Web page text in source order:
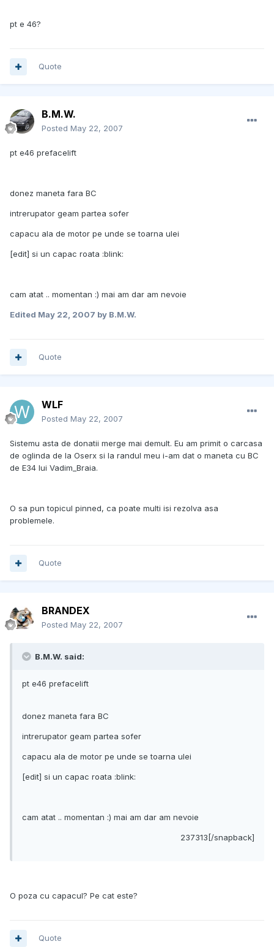
pt e 46?
Quote
B.M.W.
Posted May 22, 2007
pt e46 prefacelift
donez maneta fara BC
intrerupator geam partea sofer
capacu ala de motor pe unde se toarna ulei
[edit] si un capac roata :blink:
cam atat .. momentan :) mai am dar am nevoie
Edited May 22, 2007 by B.M.W.
Quote
WLF
Posted May 22, 2007
Sistemu asta de donatii merge mai demult. Eu am primit o carcasa
de oglinda de la Oserx si la randul meu i-am dat o maneta cu BC
de E34 lui Vadim_Braia.
O sa pun topicul pinned, ca poate multi isi rezolva asa
problemele.
Quote
BRANDEX
Posted May 22, 2007
B.M.W. said:
pt e46 prefacelift
donez maneta fara BC
intrerupator geam partea sofer
capacu ala de motor pe unde se toarna ulei
[edit] si un capac roata :blink:
cam atat .. momentan :) mai am dar am nevoie
237313[/snapback]
O poza cu capacul? Pe cat este?
Quote